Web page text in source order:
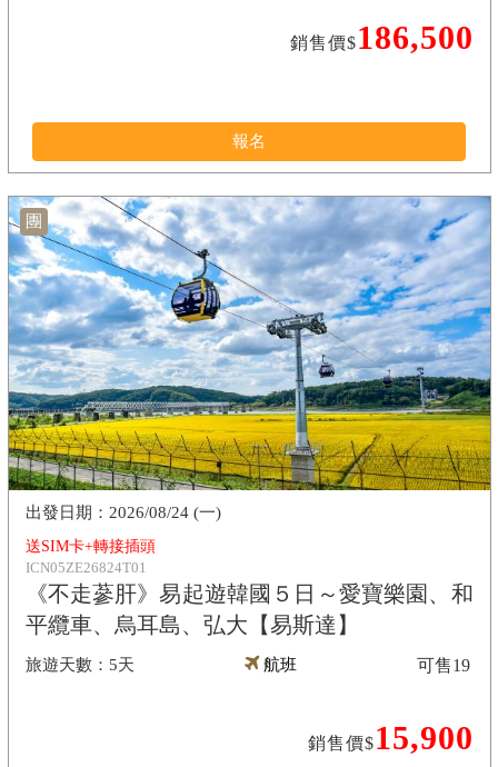
銷售價$186,500
報名
團
送SIM卡+轉接插頭
ICN05ZE26824T01
《不走蔘肝》易起遊韓國５日～愛寶樂園、和
平纜車、烏耳島、弘大【易斯達】
5天
2026/08/24 (一)
航班
銷售價$15,900
可售19